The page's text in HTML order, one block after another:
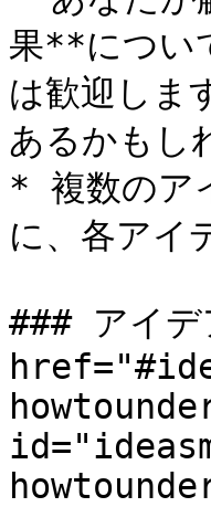
果**につい
は歓迎しま
あるかもし
* 複数のア
に、各アイ
### アイデ